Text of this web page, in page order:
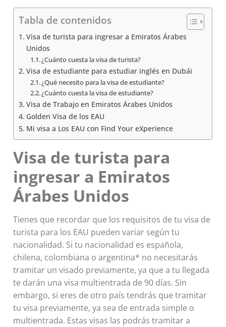
Tabla de contenidos
Visa de turista para ingresar a Emiratos Árabes
Unidos
¿Cuánto cuesta la visa de turista?
Visa de estudiante para estudiar inglés en Dubái
¿Qué necesito para la visa de estudiante?
¿Cuánto cuesta la visa de estudiante?
Visa de Trabajo en Emiratos Árabes Unidos
Golden Visa de los EAU
Mi visa a Los EAU con Find Your eXperience
Visa de turista para
ingresar a Emiratos
Árabes Unidos
Tienes que recordar que los requisitos de tu visa de
turista para los EAU pueden variar según tu
nacionalidad. Si tu nacionalidad es española,
chilena, colombiana o argentina* no necesitarás
tramitar un visado previamente, ya que a tu llegada
te darán una visa multientrada de 90 días. Sin
embargo, si eres de otro país tendrás que tramitar
tu visa previamente, ya sea de entrada simple o
multientrada. Estas visas las podrás tramitar a